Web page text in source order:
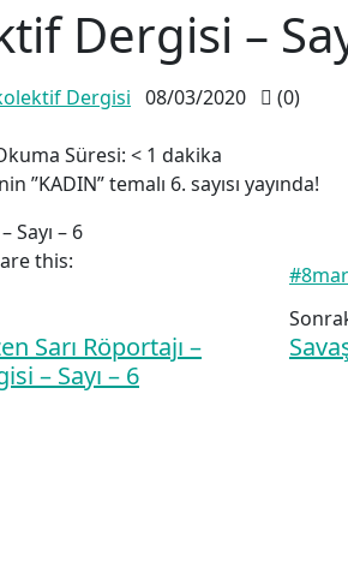
Dergisi –
Dergisi 08/03/2020 (0)
Süresi: < 1 dakika
”KADIN” temalı 6. sayısı yayında!
Sayı – 6
this:
Sarı Röportajı –
– Sayı – 6